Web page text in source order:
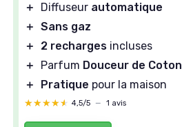
＋ Diffuseur automatique
＋ Sans gaz
＋
2 recharges incluses
＋
Parfum Douceur de Coton
＋
Pratique pour la maison
★★★★★
★★★★★ 4,5/5 — 1 avis